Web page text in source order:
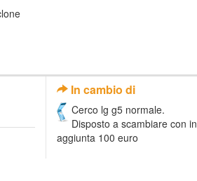
In cambio di
Cerco lg g5 normale.
Disposto a scambiare con in
aggiunta 100 euro